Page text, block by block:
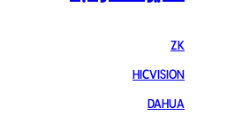
ZK
HICVISION
DAHUA